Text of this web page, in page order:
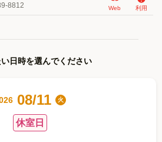
8812
Web 利用
日時を選んでください
08/11 火
休室日